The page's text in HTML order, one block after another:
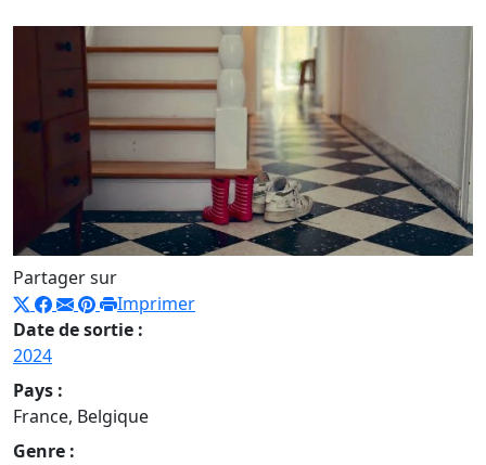
Partager sur
Imprimer
Date de sortie :
2024
Pays :
France, Belgique
Genre :